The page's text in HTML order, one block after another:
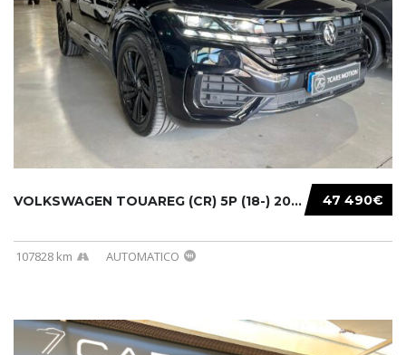
47 490€
VOLKSWAGEN TOUAREG (CR) 5P (18-) 2021...
107828 km AUTOMATICO